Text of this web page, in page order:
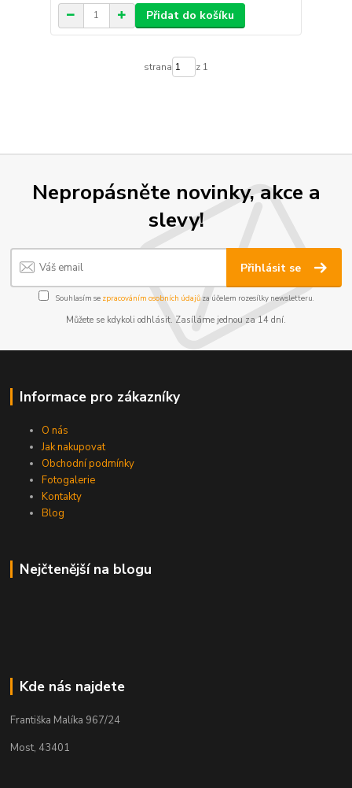
Přidat do košíku
strana z 1
Nepropásněte novinky, akce a
slevy!
Přihlásit se
Souhlasím se zpracováním osobních údajůza účelem rozesílky newsletteru.
Můžete se kdykoli odhlásit. Zasíláme jednou za 14 dní.
Informace pro zákazníky
O nás
Jak nakupovat
Obchodní podmínky
Fotogalerie
Kontakty
Blog
Nejčtenější na blogu
Kde nás najdete
Františka Malíka 967/24
Most, 43401